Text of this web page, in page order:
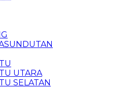
UTARA
SELATAN